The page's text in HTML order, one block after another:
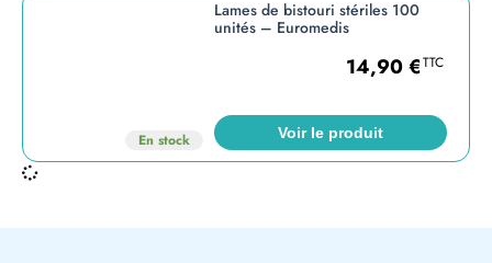
En stock
Lames de bistouri stériles 100
unités – Euromedis
14,90€TTC
Voir le produit